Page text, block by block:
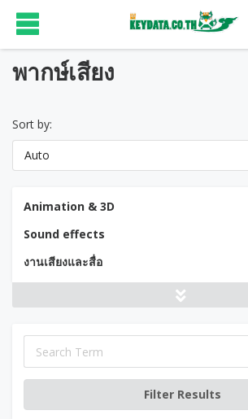
พากษ์เสียง
Sort by:
Auto
Animation & 3D
Sound effects
งานเสียงและสื่อ